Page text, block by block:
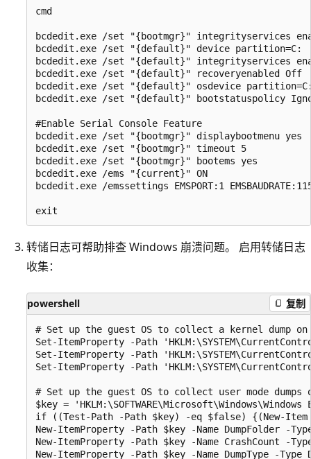
cmd
bcdedit.exe /set "{bootmgr}" integrityservices
bcdedit.exe /set "{default}" device partition=C:
bcdedit.exe /set "{default}" integrityservices
bcdedit.exe /set "{default}" recoveryenabled Off
bcdedit.exe /set "{default}" osdevice
bcdedit.exe /set "{default}" bootstatuspolicy
#Enable Serial Console Feature
bcdedit.exe /set "{bootmgr}" displaybootmenu yes
bcdedit.exe /set "{bootmgr}" timeout 5
bcdedit.exe /set "{bootmgr}" bootems yes
bcdedit.exe /ems "{current}" ON
bcdedit.exe /emssettings EMSPORT:1
转储日志可帮助排查 Windows 崩溃问题。 启用转储日志
收集：
powershell 复制
# Set up the guest OS to collect a kernel dump on
Set-ItemProperty -Path
Set-ItemProperty -Path
Set-ItemProperty -Path
# Set up the guest OS to collect user mode
$key =
if ((Test-Path -Path $key) -eq $false) {(New-Item -
New-ItemProperty -Path $key -Name DumpFolder -
New-ItemProperty -Path $key -Name CrashCount -
New-ItemProperty -Path $key -Name DumpType -